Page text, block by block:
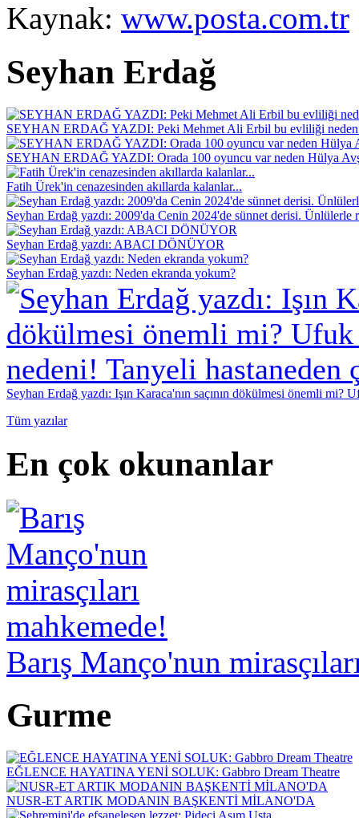
Kaynak: www.posta.com.tr
Seyhan Erdağ
SEYHAN ERDAĞ YAZDI: Peki Mehmet Ali Erbil bu evliliği neden
SEYHAN ERDAĞ YAZDI: Orada 100 oyuncu var neden Hülya
Fatih Ürek'in cenazesinden akıllarda kalanlar...
Seyhan Erdağ yazdı: 2009'da Cenin 2024'de sünnet derisi.
Seyhan Erdağ yazdı: ABACI DÖNÜYOR
Seyhan Erdağ yazdı: Neden ekranda yokum?
Seyhan Erdağ yazdı: Işın Karaca'nın saçının dökülmesi önemli mi?
Tüm yazılar
En çok okunanlar
Barış Manço'nun
Gurme
EĞLENCE HAYATINA YENİ SOLUK: Gabbro Dream Theatre
NUSR-ET ARTIK MODANIN BAŞKENTİ MİLANO'DA